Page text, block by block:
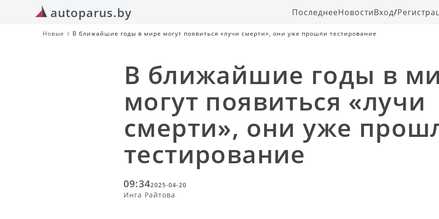
autoparus.by ПоследнееНовостиВход/
Новые В ближайшие годы в мире могут появиться «лучи смерти», они уже прошли тестирование
В ближайшие годы в
могут появиться «лучи
смерти», они уже
тестирование
09:342025-04-20
Инга Райтова